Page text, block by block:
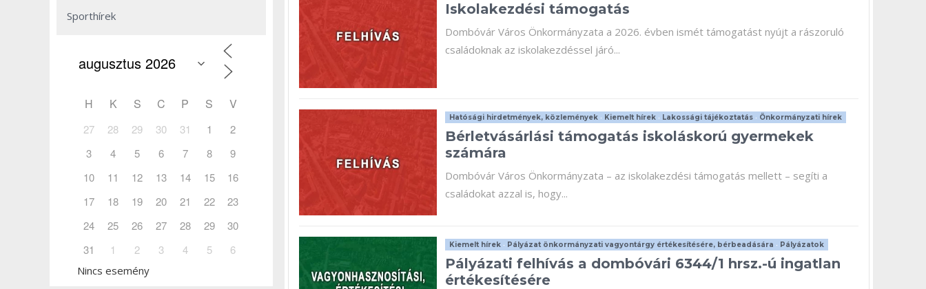
Sporthírek
H K S C P S V
27 28 29 30 31 1
2
3
4 5 6 7 8
9
10
11 12 13 14 15
16
17
18 19 20 21 22
23
24
25 26 27 28 29
30
31
1 2 3 4 5 6
Nincs esemény
Iskolakezdési támogatás
Dombóvár Város Önkormányzata a 2026. évben ismét támogatást nyújt a rászoruló
családoknak az iskolakezdéssel járó...
Hatósági hirdetmények, közlemények • Kiemelt hírek • Lakossági tájékoztatás • Önkormányzati hírek
Bérletvásárlási támogatás iskoláskorú gyermekek
számára
Dombóvár Város Önkormányzata – az iskolakezdési támogatás mellett – segíti a
családokat azzal is, hogy...
Kiemelt hírek • Pályázat önkormányzati vagyontárgy értékesítésére, bérbeadására • Pályázatok
Pályázati felhívás a dombóvári 6344/1 hrsz.-ú ingatlan
értékesítésére